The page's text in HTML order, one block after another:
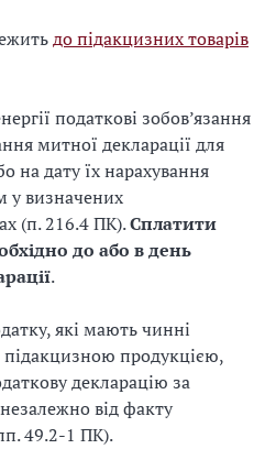
до підакцизних товарів
податкові зобов’язання
митної декларації для
на дату їх нарахування
визначених
(п. 216.4 ПК).Сплатити
до або в день
.
які мають чинні
підакцизною продукцією,
декларацію за
від факту
49.2-1 ПК).